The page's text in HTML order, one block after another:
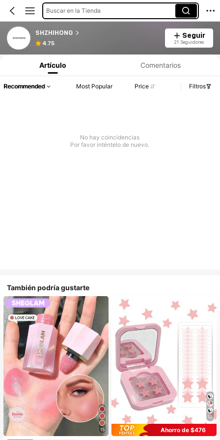
Buscar en la Tienda
SHZHIHONG
4.75
Seguir
21 Seguidores
Artículo Comentarios
Recommended Most Popular Price Filtros
No hay coincidencias
Por favor inténtelo de nuevo.
También podría gustarte
15
10
Ahorro de $476